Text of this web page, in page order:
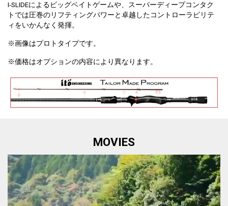
I-SLIDEによるビッグベイトゲームや、スーパーディープコンタク
トでは圧巻のリフティングパワーと卓越したコントローラビリテ
ィをいかんなく発揮。
※画像はプロトタイプです。
※価格はオプションの内容により異なります。
MOVIES